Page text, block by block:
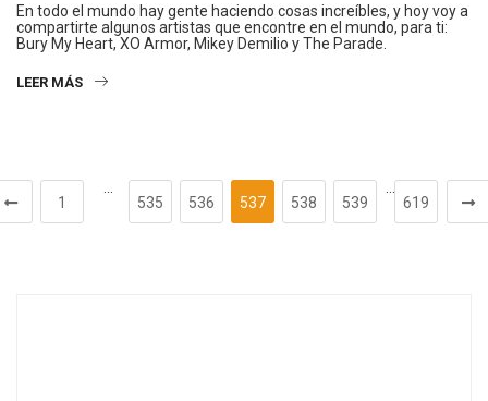
En todo el mundo hay gente haciendo cosas increíbles, y hoy voy a
compartirte algunos artistas que encontre en el mundo, para ti:
Bury My Heart, XO Armor, Mikey Demilio y The Parade.
LEER MÁS
1
535
536 537 538 539
…
619